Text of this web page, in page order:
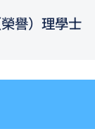
譽）理學士